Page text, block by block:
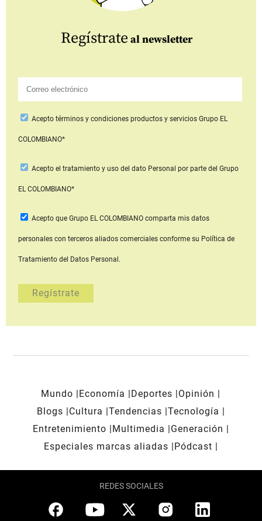
Regístrate al newsletter
Aceptotérminos y condiciones productos y serviciosGrupo EL
COLOMBIANO*
Acepto el tratamiento y uso del dato Personal por parte del Grupo
EL COLOMBIANO*
Acepto que Grupo EL COLOMBIANOcomparta mis datos
personales con terceros aliados comerciales conforme su Política de
Tratamiento del Datos Personal.
Mundo Economía Deportes
Opinión
Blogs
Cultura Tendencias Tecnología
Entretenimiento
Multimedia
Generación
Especiales marcas aliadas
Pódcast
REDES SOCIALES